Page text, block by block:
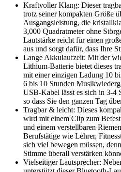
Kraftvoller Klang: Dieser
trotz seiner kompakten Größe
Ausgangsleistung, die
3,000 Quadratmeter ohne
Lautstärke reicht für einen
aus und sorgt dafür, dass Ihre
Lange Akkulaufzeit: Mit der
Lithium-Batterie bietet dieses
mit einer einzigen Ladung 10
6 bis 10 Stunden
USB-Kabel lässt es sich in 3-4
so dass Sie den ganzen Tag
Tragbar & leicht: Dieses
wird mit einem Clip zum
und einem verstellbaren
Berufstätige wie Lehrer,
sich viel bewegen müssen,
Stimme überall verstärken
Vielseitiger Lautsprecher: